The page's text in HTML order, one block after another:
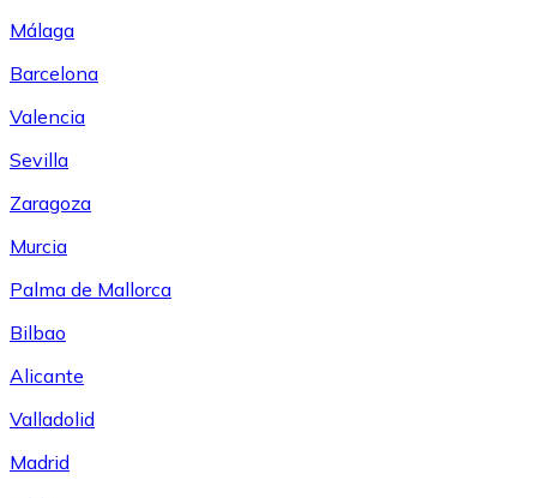
Málaga
Barcelona
Valencia
Sevilla
Zaragoza
Murcia
Palma de Mallorca
Bilbao
Alicante
Valladolid
Madrid